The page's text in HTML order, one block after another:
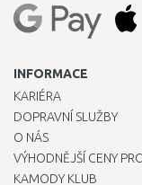
INFORMACE
KARIÉRA
DOPRAVNÍ SLUŽBY
O NÁS
VÝHODNĚJŠÍ CENY
KAMODY KLUB